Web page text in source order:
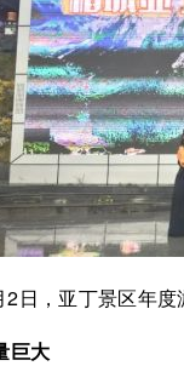
日，亚丁景区年
巨大